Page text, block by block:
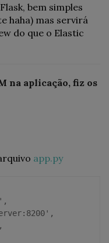
bem simples
haha) mas servirá
do que o Elastic
na aplicação, fiz os
app.py
,
,
,